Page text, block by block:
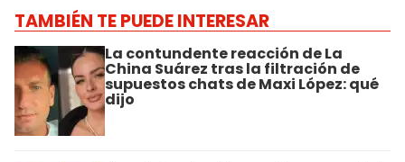
TAMBIÉN TE PUEDE INTERESAR
La contundente reacción de La
China Suárez tras la filtración de
supuestos chats de Maxi López: qué
dijo